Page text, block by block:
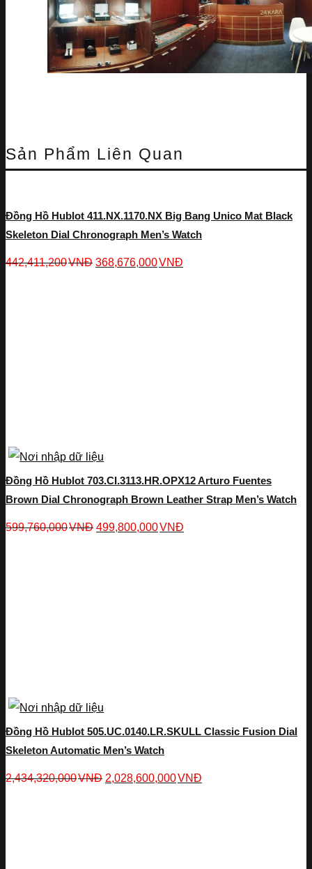
Sản Phẩm Liên Quan
Đồng Hồ Hublot 411.NX.1170.NX Big Bang Unico Mat Black
Skeleton Dial Chronograph Men’s Watch
442,411,200VNĐ 368,676,000VNĐ
Đồng Hồ Hublot 703.CI.3113.HR.OPX12 Arturo Fuentes
Brown Dial Chronograph Brown Leather Strap Men’s Watch
599,760,000VNĐ 499,800,000VNĐ
Đồng Hồ Hublot 505.UC.0140.LR.SKULL Classic Fusion Dial
Skeleton Automatic Men’s Watch
2,434,320,000VNĐ 2,028,600,000VNĐ